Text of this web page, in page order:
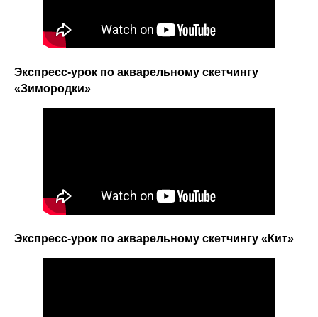
Экспресс-урок по акварельному скетчингу
«Зимородки»
Экспресс-урок по акварельному скетчингу «Кит»